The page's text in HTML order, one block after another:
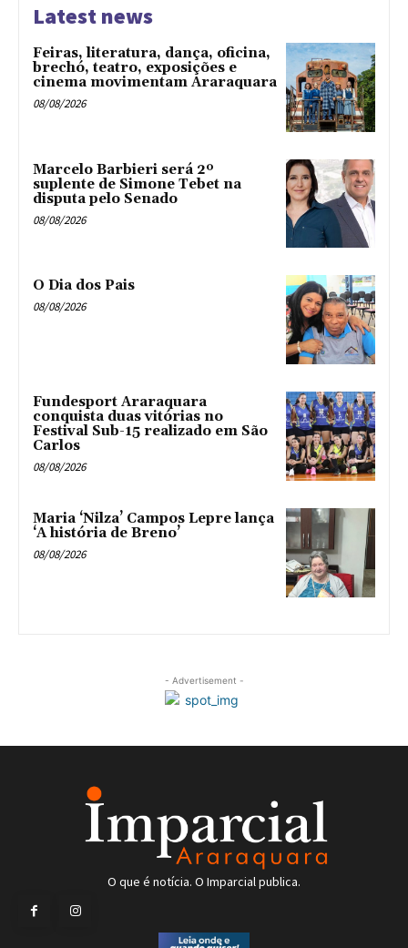
Latest news
Feiras, literatura, dança, oficina,
brechó, teatro, exposições e
cinema movimentam Araraquara
08/08/2026
Marcelo Barbieri será 2º
suplente de Simone Tebet na
disputa pelo Senado
08/08/2026
O Dia dos Pais
08/08/2026
Fundesport Araraquara
conquista duas vitórias no
Festival Sub-15 realizado em São
Carlos
08/08/2026
Maria ‘Nilza’ Campos Lepre lança
‘A história de Breno’
08/08/2026
- Advertisement -
O que é notícia. O Imparcial publica.